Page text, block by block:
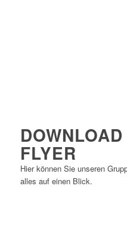
FLYER
Hier können Sie unseren
alles auf einen Blick.